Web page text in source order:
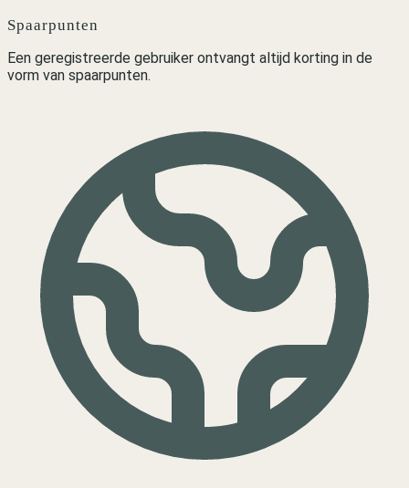
Spaarpunten
Een geregistreerde gebruiker ontvangt altijd korting in de
vorm van spaarpunten.